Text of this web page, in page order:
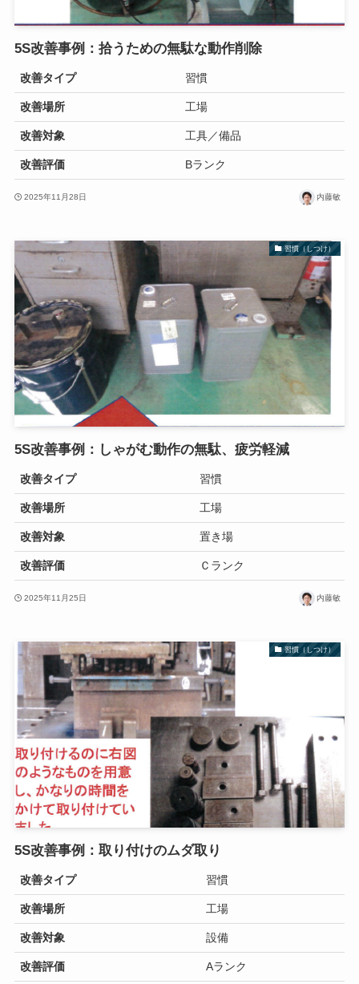
5S改善事例：拾うための無駄な動作削除
改善タイプ 習慣
改善場所 工場
改善対象 工具／備品
改善評価 Bランク
2025年11月28日 内藤敏
習慣（しつけ）
5S改善事例：しゃがむ動作の無駄、疲労軽減
改善タイプ 習慣
改善場所 工場
改善対象 置き場
改善評価 Ｃランク
2025年11月25日 内藤敏
習慣（しつけ）
5S改善事例：取り付けのムダ取り
改善タイプ 習慣
改善場所 工場
改善対象 設備
改善評価 Aランク